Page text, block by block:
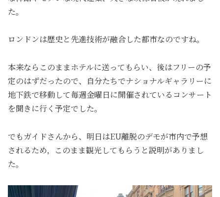
た。
ロンドンは歴史と先進技術が融合した都市なのですね。
本来ならこのままホテルに送ってもらい、後はフリーの予
定のはずだったので、自分たちでナショナルギャラリーに
地下鉄で移動して毎週金曜日に開催されているコンサート
を聞きに行く予定でした。
でもガイドさんから、明日はEU離脱のデモが市内で予想
されるため，このまま観光してもらうと説明がありまし
た。